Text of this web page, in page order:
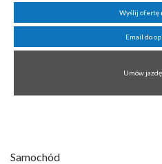
Wyślij ofertę
Email do
Umów
Samochód